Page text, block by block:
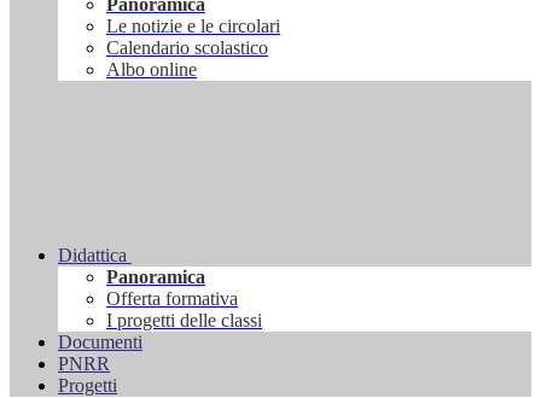
Panoramica
Le notizie e le circolari
Calendario scolastico
Albo online
Didattica
Panoramica
Offerta formativa
I progetti delle classi
Documenti
PNRR
Progetti